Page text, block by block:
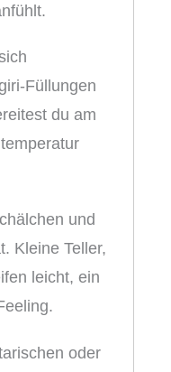
Füllungen
du am
und
Kleine Teller,
leicht, ein
oder